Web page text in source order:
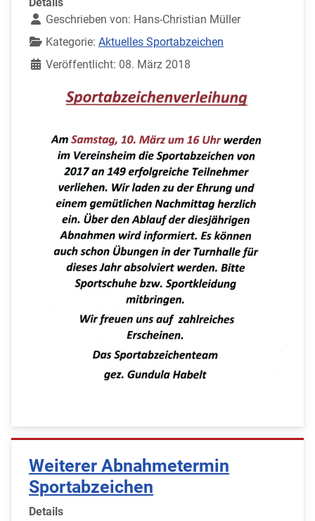
Geschrieben von: Hans-Christian Müller
Kategorie: Aktuelles Sportabzeichen
Veröffentlicht: 08. März 2018
Weiterer Abnahmetermin
Sportabzeichen
Details